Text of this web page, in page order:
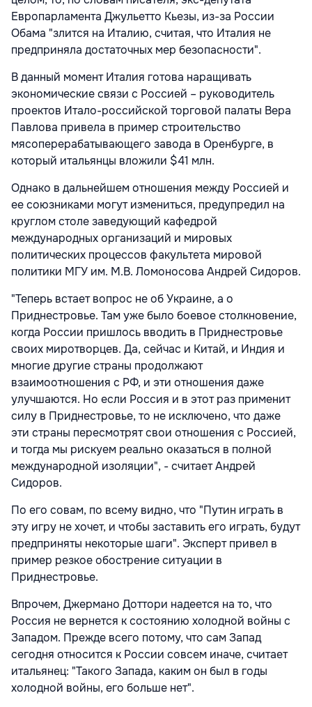
Европарламента Джульетто Кьезы, из-за России
Обама "злится на Италию, считая, что Италия не
предприняла достаточных мер безопасности".
В данный момент Италия готова наращивать
экономические связи с Россией – руководитель
проектов Итало-российской торговой палаты Вера
Павлова привела в пример строительство
мясоперерабатывающего завода в Оренбурге, в
который итальянцы вложили $41 млн.
Однако в дальнейшем отношения между Россией и
ее союзниками могут измениться, предупредил на
круглом столе заведующий кафедрой
международных организаций и мировых
политических процессов факультета мировой
политики МГУ им. М.В. Ломоносова Андрей Сидоров.
"Теперь встает вопрос не об Украине, а о
Приднестровье. Там уже было боевое столкновение,
когда России пришлось вводить в Приднестровье
своих миротворцев. Да, сейчас и Китай, и Индия и
многие другие страны продолжают
взаимоотношения с РФ, и эти отношения даже
улучшаются. Но если Россия и в этот раз применит
силу в Приднестровье, то не исключено, что даже
эти страны пересмотрят свои отношения с Россией,
и тогда мы рискуем реально оказаться в полной
международной изоляции", - считает Андрей
Сидоров.
По его совам, по всему видно, что "Путин играть в
эту игру не хочет, и чтобы заставить его играть, будут
предприняты некоторые шаги". Эксперт привел в
пример резкое обострение ситуации в
Приднестровье.
Впрочем, Джермано Доттори надеется на то, что
Россия не вернется к состоянию холодной войны с
Западом. Прежде всего потому, что сам Запад
сегодня относится к России совсем иначе, считает
итальянец: "Такого Запада, каким он был в годы
холодной войны, его больше нет".